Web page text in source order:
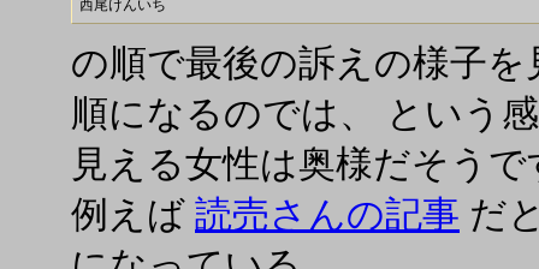
の順で最後の訴えの様子
順になるのでは、 という
見える女性は奥様だそうで
例えば 読売さんの記事 だ